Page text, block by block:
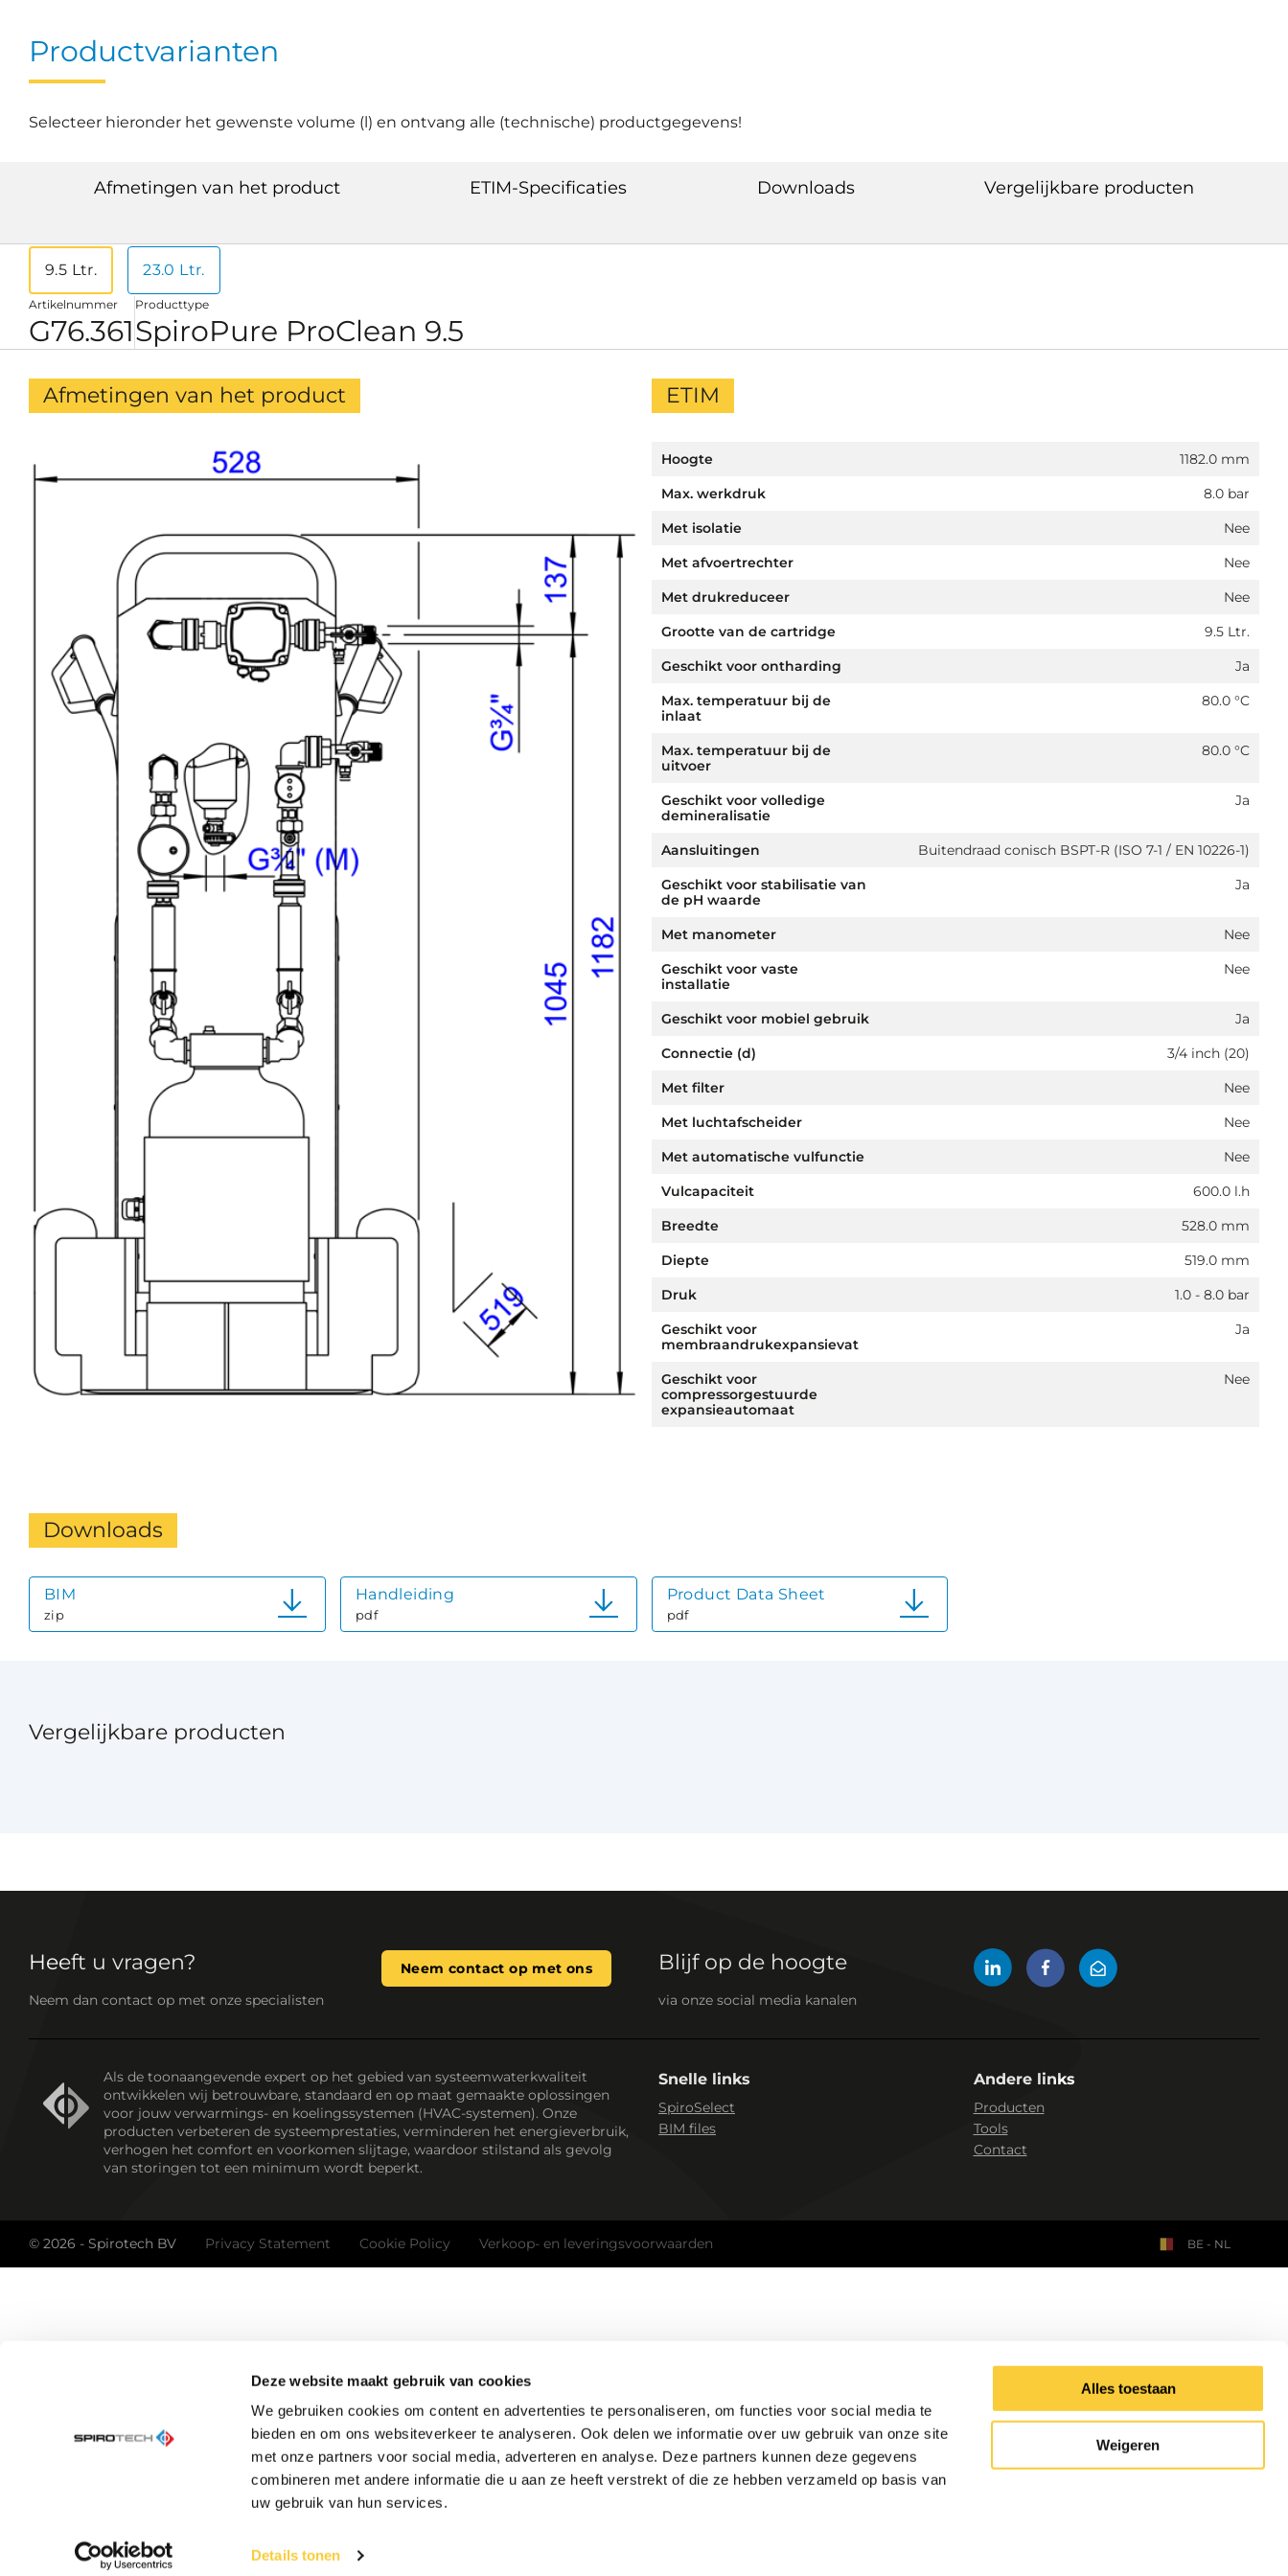
Deze website maakt gebruik van cookies
We gebruiken cookies om content en advertenties te personaliseren, om functies voor social media te
bieden en om ons websiteverkeer te analyseren. Ook delen we informatie over uw gebruik van onze site
met onze partners voor social media, adverteren en analyse. Deze partners kunnen deze gegevens
combineren met andere informatie die u aan ze heeft verstrekt of die ze hebben verzameld op basis van
uw gebruik van hun services.
Details tonen
Alles toestaan
Weigeren
Productvarianten
Selecteer hieronder het gewenste volume (l) en ontvang alle (technische) productgegevens!
Afmetingen van het product ETIM-Specificaties Downloads Vergelijkbare producten
9.5 Ltr. 23.0 Ltr.
Artikelnummer
G76.361
Producttype
SpiroPure ProClean 9.5
Afmetingen van het product ETIM
Hoogte
1182.0 mm
Max. werkdruk
8.0 bar
Met isolatie
Nee
Met afvoertrechter
Nee
Met drukreduceer
Nee
Grootte van de cartridge
9.5 Ltr.
Geschikt voor ontharding
Ja
Max. temperatuur bij de
inlaat
80.0 °C
Max. temperatuur bij de
uitvoer
80.0 °C
Geschikt voor volledige
demineralisatie
Ja
Aansluitingen
Buitendraad conisch BSPT-R (ISO 7-1 / EN 10226-1)
Geschikt voor stabilisatie van
de pH waarde
Ja
Met manometer
Nee
Geschikt voor vaste
installatie
Nee
Geschikt voor mobiel gebruik
Ja
Connectie (d)
3/4 inch (20)
Met filter
Nee
Met luchtafscheider
Nee
Met automatische vulfunctie
Nee
Vulcapaciteit
600.0 l.h
Breedte
528.0 mm
Diepte
519.0 mm
Druk
1.0 - 8.0 bar
Geschikt voor
membraandrukexpansievat
Ja
Geschikt voor
compressorgestuurde
expansieautomaat
Nee
Downloads
BIM
zip
Handleiding
pdf
Product Data Sheet
pdf
Vergelijkbare producten
Heeft u vragen?
Neem dan contact op met onze specialisten
Neem contact op met ons Blijf op de hoogte
via onze social media kanalen
Als de toonaangevende expert op het gebied van systeemwaterkwaliteit
ontwikkelen wij betrouwbare, standaard en op maat gemaakte oplossingen
voor jouw verwarmings- en koelingssystemen (HVAC-systemen). Onze
producten verbeteren de systeemprestaties, verminderen het energieverbruik,
verhogen het comfort en voorkomen slijtage, waardoor stilstand als gevolg
van storingen tot een minimum wordt beperkt.
Snelle links
SpiroSelect
BIM files
Andere links
Producten
Tools
Contact
© 2026 - Spirotech BV Privacy Statement Cookie Policy Verkoop- en leveringsvoorwaarden BE - NL